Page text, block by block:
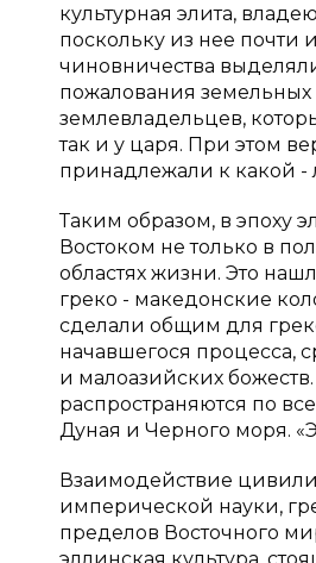
культурная элита,
поскольку из нее
чиновничества
пожалования земельных
землевладельцев,
так и у царя. При этом
принадлежали к какой -
Таким образом, в
Востоком не только в
областях жизни. Это
греко - македонские
сделали общим для
начавшегося процесса,
и малоазийских
распространяются по
Дуная и Черного моря.
Взаимодействие
имперической науки,
пределов Восточного